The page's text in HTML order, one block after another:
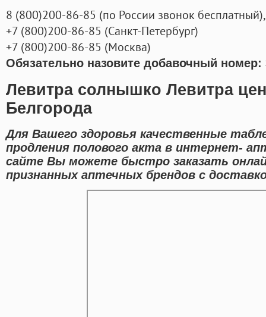
8 (800)200-86-85 (по России звонок бесплатный),
+7 (800)200-86-85 (Санкт-Петербург)
+7 (800)200-86-85 (Москва)
Обязательно назовите добавочный номер:
Левитра солнышко Левитра
Белгорода
Для Вашего здоровья качественные
продления полового акта в интернет-
сайте Вы можете быстро заказать
признанных аптечных брендов с